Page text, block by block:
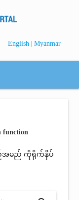
English | Myanmar
function
ည်အမည် ကိုရိုက်နှိပ်